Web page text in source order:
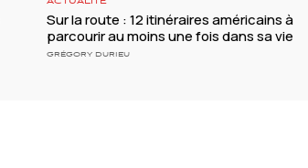
Sur la route : 12 itinéraires américains à
parcourir au moins une fois dans sa vie
GRÉGORY DURIEU